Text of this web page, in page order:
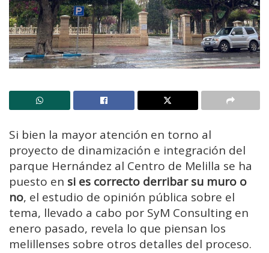
Si bien la mayor atención en torno al
proyecto de dinamización e integración del
parque Hernández al Centro de Melilla se ha
puesto en si es correcto derribar su muro o
no, el estudio de opinión pública sobre el
tema, llevado a cabo por SyM Consulting en
enero pasado, revela lo que piensan los
melillenses sobre otros detalles del proceso.